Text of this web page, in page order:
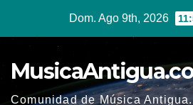
Dom. Ago 9th, 2026
Comunidad de Música